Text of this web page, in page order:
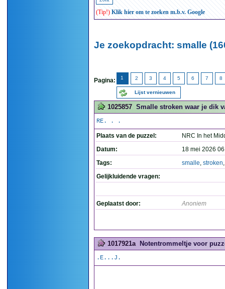
(Tip!) Klik hier om te zoeken m.b.v. Google
Je zoekopdracht: smalle
Pagina: 1 2 3 4 5 6 7 8
Lijst vernieuwen
1025857 Smalle stroken waar je dik
RE. . .
Plaats van de puzzel:
NRC In het
Datum:
18 mei 2026
Tags:
smalle, stroken
Gelijkluidende vragen:
Geplaatst door: Anoniem
1017921a Notentrommeltje voor
.E...J.